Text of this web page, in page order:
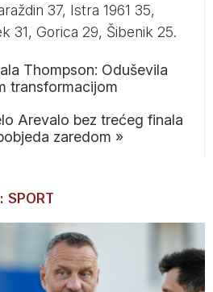
37, Istra 1961 35,
31, Gorica 29, Šibenik 25.
Thompson: Oduševila
transformacijom
Arevalo bez trećeg finala
zaredom »
SPORT